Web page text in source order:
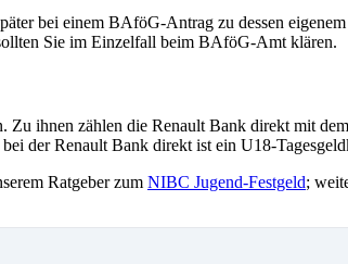
bei einem BAföG-Antrag zu dessen
Sie im Einzelfall beim BAföG-Amt klären.
ihnen zählen die Renault Bank direkt mit
der Renault Bank direkt ist ein U18-
Ratgeber zum NIBC Jugend-Festgeld;